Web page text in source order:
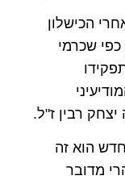
הכישלון
כפי שכרמי
המודיעיני
רבין ז"ל.
הוא זה
מדובר